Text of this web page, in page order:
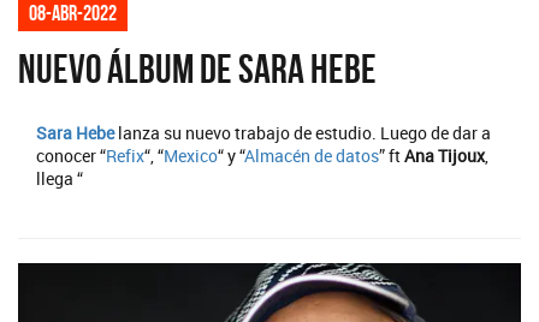
08-abr-2022
Nuevo álbum de Sara Hebe
Sara Hebelanza su nuevo trabajo de estudio. Luego de dar a
conocer “Refix“, “Mexico“ y “Almacén de datos” ftAna Tijoux,
llega “